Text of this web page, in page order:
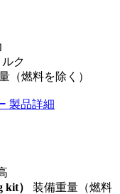
ク
（燃料を除く）
製品詳細
kit） 装備重量（燃料